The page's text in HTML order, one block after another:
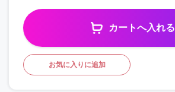
カートへ入れる
お気に入りに追加